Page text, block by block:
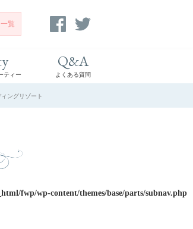
一覧
ティー
Q&A
よくある質問
ングリゾート
fwp/wp-content/themes/base/parts/subnav.php